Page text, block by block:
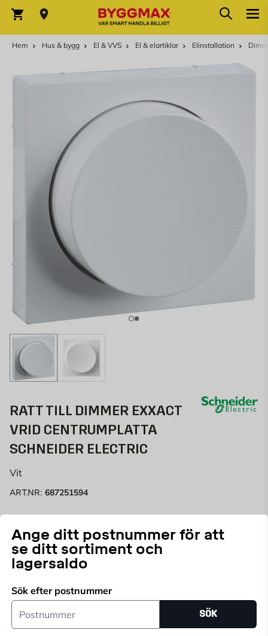
Ange ditt postnummer för att
se ditt sortiment och
lagersaldo
Sök efter postnummer
Postnummer
SÖK
Varukorg Sök
Hem Hus & bygg El & VVS El & elartiklar Elinstallation
RATT TILL DIMMER EXXACT
VRID CENTRUMPLATTA
SCHNEIDER ELECTRIC
Vit
ART.NR: 687251594
tillbehöret för din belysningslösning. Paketet inkluderar
både en dimmerratt och en centrumplatta samt den
nödvändiga muttern för montering.
Läs mer
Angepostnummerför att se lagerstatus